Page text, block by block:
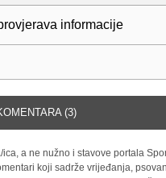
informacije
(3)
a ne nužno i stavove portala
koji sadrže vrijeđanja,